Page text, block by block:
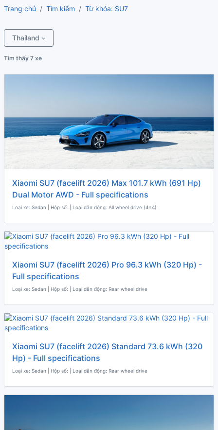
Trang chủ Tìm kiếm Từ khóa: SU7
Thailand
Tìm thấy 7 xe
Xiaomi SU7 (facelift 2026) Max 101.7 kWh (691 Hp)
Dual Motor AWD - Full specifications
Loại xe: Sedan | Hộp số: | Loại dẫn động: All wheel drive (4x4)
Xiaomi SU7 (facelift 2026) Pro 96.3 kWh (320 Hp) -
Full specifications
Loại xe: Sedan | Hộp số: | Loại dẫn động: Rear wheel drive
Xiaomi SU7 (facelift 2026) Standard 73.6 kWh (320
Hp) - Full specifications
Loại xe: Sedan | Hộp số: | Loại dẫn động: Rear wheel drive